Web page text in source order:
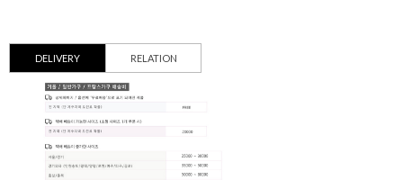
DELIVERY RELATION